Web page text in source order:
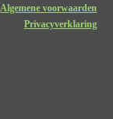
Algemene voorwaarden
Privacyverklaring